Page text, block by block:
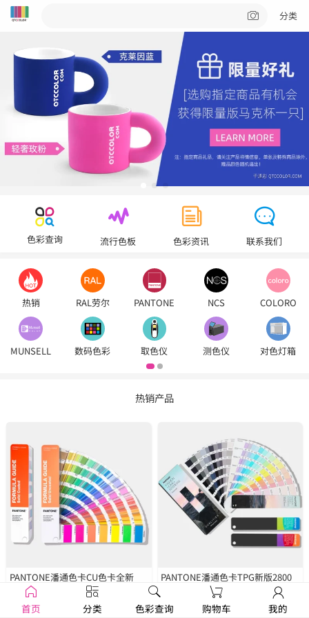
分类
色彩查询 流行色板 色彩资讯 联系我们
热销 RAL劳尔 PANTONE NCS COLORO
MUNSELL 数码色彩 取色仪 测色仪 对色灯箱
热销产品
PANTONE潘通色卡CU色卡全新
2390色
￥1250
PANTONE潘通色卡TPG新版2800
FHIP110C
￥1679
首页 分类 色彩查询 购物车 我的